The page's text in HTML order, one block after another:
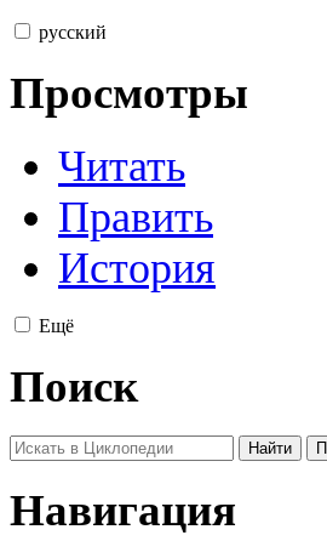
русский
Просмотры
Читать
Править
История
Ещё
Поиск
Навигация